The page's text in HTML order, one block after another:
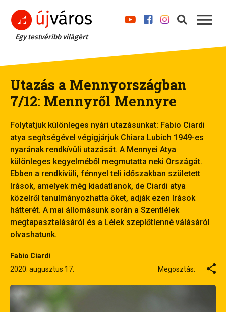
Egy testvéribb világért
Utazás a Mennyországban
7/12: Mennyről Mennyre
Folytatjuk különleges nyári utazásunkat: Fabio Ciardi
atya segítségével végigjárjuk Chiara Lubich 1949-es
nyarának rendkívüli utazását. A Mennyei Atya
különleges kegyelméből megmutatta neki Országát.
Ebben a rendkívüli, fénnyel teli időszakban született
írások, amelyek még kiadatlanok, de Ciardi atya
közelről tanulmányozhatta őket, adják ezen írások
hátterét. A mai állomásunk során a Szentlélek
megtapasztalásáról és a Lélek szeplőtlenné válásáról
olvashatunk.
Fabio Ciardi
2020. augusztus 17.
Megosztás: